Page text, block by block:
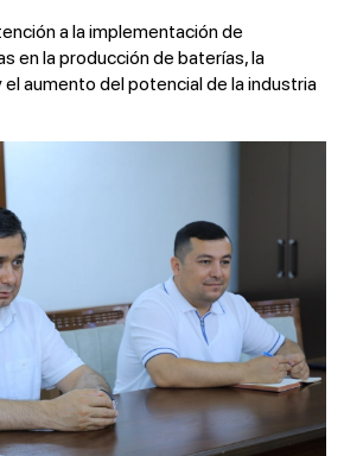
a la implementación de
en la producción de baterías, la
aumento del potencial de la industria